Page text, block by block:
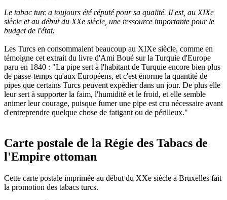
Le tabac turc a toujours été réputé pour sa qualité. Il est, au XIXe
siècle et au début du XXe siècle, une ressource importante pour le
budget de l'état.
Les Turcs en consommaient beaucoup au XIXe siècle, comme en
témoigne cet extrait du livre d'Ami Boué sur la Turquie d'Europe
paru en 1840 : "La pipe sert à l'habitant de Turquie encore bien plus
de passe-temps qu'aux Européens, et c'est énorme la quantité de
pipes que certains Turcs peuvent expédier dans un jour. De plus elle
leur sert à supporter la faim, l'humidité et le froid, et elle semble
animer leur courage, puisque fumer une pipe est cru nécessaire avant
d'entreprendre quelque chose de fatigant ou de périlleux."
Carte postale de la Régie des Tabacs de
l'Empire ottoman
Cette carte postale imprimée au début du XXe siècle à Bruxelles fait
la promotion des tabacs turcs.